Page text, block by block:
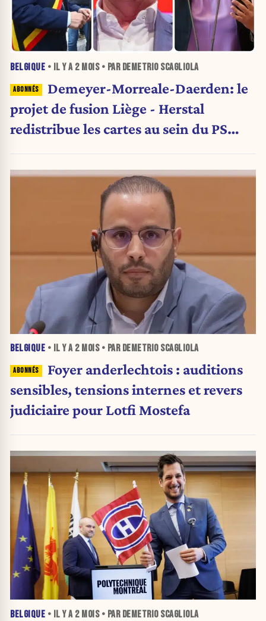
BELGIQUE • IL Y A 2 MOIS• PAR DEMETRIO SCAGLIOLA
Demeyer-Morreale-Daerden: le
projet de fusion Liège - Herstal
redistribue les cartes au sein du PS
BELGIQUE • IL Y A 2 MOIS• PAR DEMETRIO SCAGLIOLA
Foyer anderlechtois : auditions
sensibles, tensions internes et revers
judiciaire pour Lotfi Mostefa
BELGIQUE • IL Y A 2 MOIS• PAR DEMETRIO SCAGLIOLA